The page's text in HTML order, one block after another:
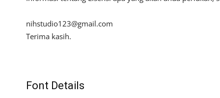
nihstudio123@gmail.com
Terima kasih.
Font Details